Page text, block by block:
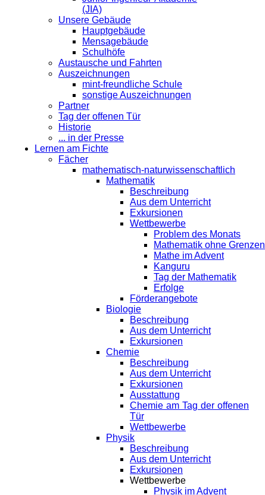
(JIA)
Unsere Gebäude
Hauptgebäude
Mensagebäude
Schulhöfe
Austausche und Fahrten
Auszeichnungen
mint-freundliche Schule
sonstige Auszeichnungen
Partner
Tag der offenen Tür
Historie
... in der Presse
Lernen am Fichte
Fächer
mathematisch-naturwissenschaftlich
Mathematik
Beschreibung
Aus dem Unterricht
Exkursionen
Wettbewerbe
Problem des Monats
Mathematik ohne Grenzen
Mathe im Advent
Kanguru
Tag der Mathematik
Erfolge
Förderangebote
Biologie
Beschreibung
Aus dem Unterricht
Exkursionen
Chemie
Beschreibung
Aus dem Unterricht
Exkursionen
Ausstattung
Chemie am Tag der offenen
Tür
Wettbewerbe
Physik
Beschreibung
Aus dem Unterricht
Exkursionen
Wettbewerbe
Physik im Advent